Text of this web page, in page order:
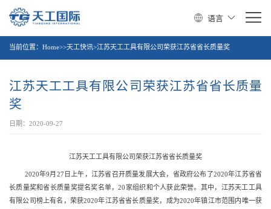
语言
当前位置： Home>>天工快讯>江苏天工工具有限公司荣获江苏省省长质量奖
江苏天工工具有限公司荣获江苏省省长质量
奖
日期：2020-09-27
江苏天工工具有限公司荣获江苏省省长质量奖
2020年9月27日上午，江苏省召开质量发展大会，省政府公布了2020年江苏省省
长质量奖和省长质量奖提名奖名单，20家组织和个人获此荣誉。其中，江苏天工工具
有限公司榜上有名，荣获2020年江苏省省长质量奖，成为2020年镇江市范围内唯一获